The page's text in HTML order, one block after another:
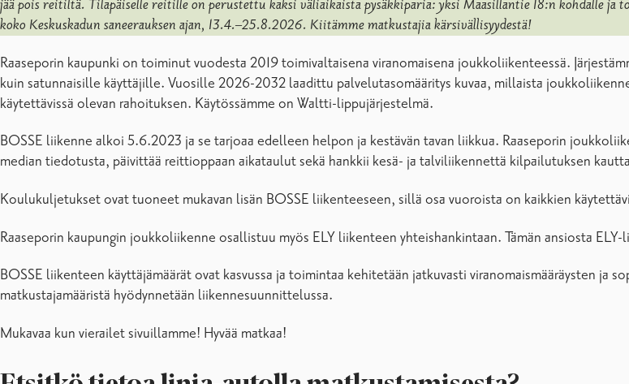
Kaupunkipyörät
Liput ja hinnat
Taksipalvelut
Usein kysytyt kysymykset
Yhteystiedot ja palvelupisteet
jää pois reitiltä. Tilapäiselle reitille on perustettu kaksi väliaikaista pysäkkiparia: yksi Maasillantie 18:n kohdalle
koko Keskuskadun saneerauksen ajan, 13.4.–25.8.2026. Kiitämme matkustajia kärsivällisyydestä!
Raaseporin kaupunki on toiminut vuodesta 2019 toimivaltaisena viranomaisena joukkoliikenteessä.
kuin satunnaisille käyttäjille. Vuosille 2026-2032 laadittu palvelutasomääritys kuvaa, millaista
käytettävissä olevan rahoituksen. Käytössämme on Waltti-lippujärjestelmä.
BOSSE liikenne alkoi 5.6.2023 ja se tarjoaa edelleen helpon ja kestävän tavan liikkua. Raaseporin
median tiedotusta, päivittää reittioppaan aikataulut sekä hankkii kesä- ja talviliikennettä kilpailutuksen
Koulukuljetukset ovat tuoneet mukavan lisän BOSSE liikenteeseen, sillä osa vuoroista on kaikkien
Raaseporin kaupungin joukkoliikenne osallistuu myös ELY liikenteen yhteishankintaan. Tämän ansiosta
BOSSE liikenteen käyttäjämäärät ovat kasvussa ja toimintaa kehitetään jatkuvasti viranomaismääräysten ja
matkustajamääristä hyödynnetään liikennesuunnittelussa.
Mukavaa kun vierailet sivuillamme! Hyvää matkaa!